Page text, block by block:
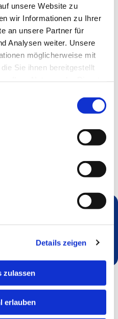
unsere Website zu
wir Informationen zu Ihrer
an unsere Partner für
Analysen weiter. Unsere
möglicherweise mit
Sie ihnen bereitgestellt
Details zeigen
zulassen
erlauben
interessieren